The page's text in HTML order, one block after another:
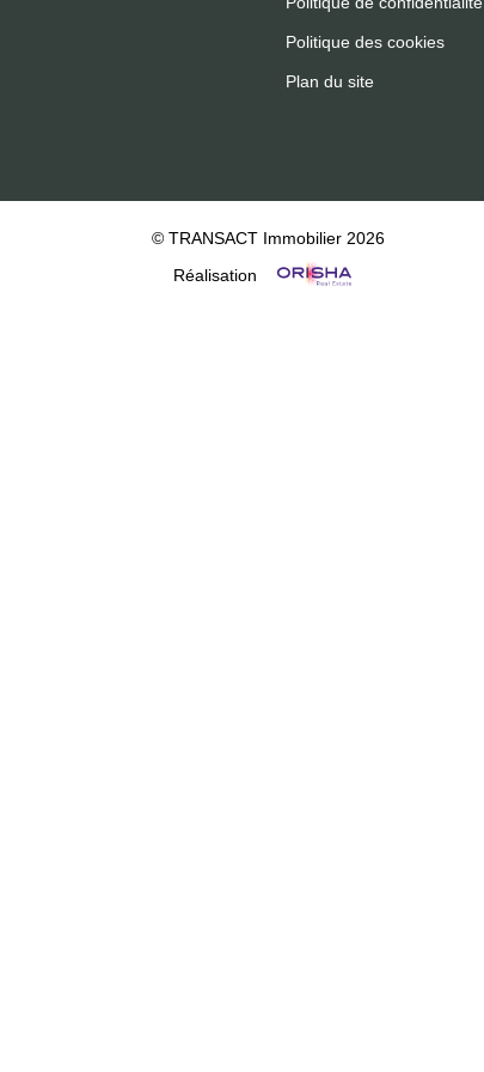
Politique des cookies
Plan du site
© TRANSACT Immobilier 2026
Réalisation